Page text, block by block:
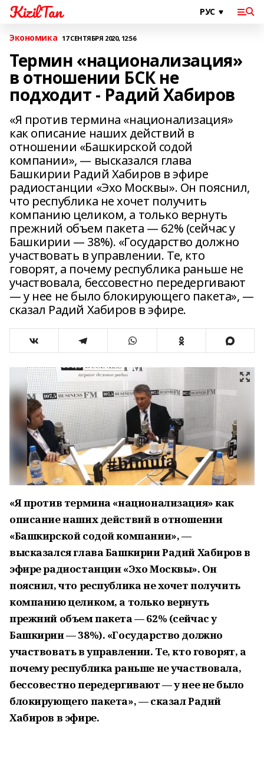
KizilTan
Экономика 17 СЕНТЯБРЯ 2020, 12:56
Термин «национализация»
в отношении БСК не
подходит - Радий Хабиров
«Я против термина «национализация»
как описание наших действий в
отношении «Башкирской содой
компании», — высказался глава
Башкирии Радий Хабиров в эфире
радиостанции «Эхо Москвы». Он пояснил,
что республика не хочет получить
компанию целиком, а только вернуть
прежний объем пакета — 62% (сейчас у
Башкирии — 38%). «Государство должно
участвовать в управлении. Те, кто
говорят, а почему республика раньше не
участвовала, бессовестно передергивают
— у нее не было блокирующего пакета», —
сказал Радий Хабиров в эфире.
«Я против термина «национализация» как
описание наших действий в отношении
«Башкирской содой компании», —
высказался глава Башкирии Радий Хабиров в
эфире радиостанции «Эхо Москвы». Он
пояснил, что республика не хочет получить
компанию целиком, а только вернуть
прежний объем пакета — 62% (сейчас у
Башкирии — 38%). «Государство должно
участвовать в управлении. Те, кто говорят, а
почему республика раньше не участвовала,
бессовестно передергивают — у нее не было
блокирующего пакета», — сказал Радий
Хабиров в эфире.